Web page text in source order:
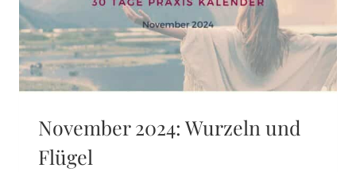
November 2024: Wurzeln und
Flügel